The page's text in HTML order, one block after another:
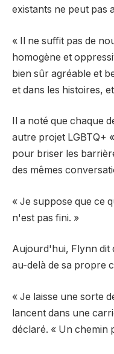
existants ne peut pas
« Il ne suffit pas de
homogène et
bien sûr agréable et
et dans les histoires,
Il a noté que chaque
autre projet LGBTQ+
pour briser les
des mêmes
« Je suppose que ce
n'est pas fini. »
Aujourd'hui, Flynn dit
au-delà de sa propre
« Je laisse une sorte
lancent dans une
déclaré. « Un chemin